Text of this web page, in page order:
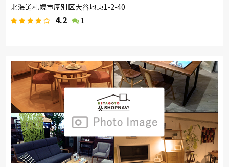
北海道札幌市厚別区大谷地東1-2-40
4.2 1